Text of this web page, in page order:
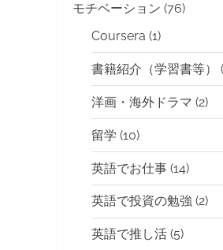
モチベーション (76)
Coursera (1)
書籍紹介（学習書等）
洋画・海外ドラマ (2)
留学 (10)
英語でお仕事 (14)
英語で投資の勉強 (2)
英語で推し活 (5)